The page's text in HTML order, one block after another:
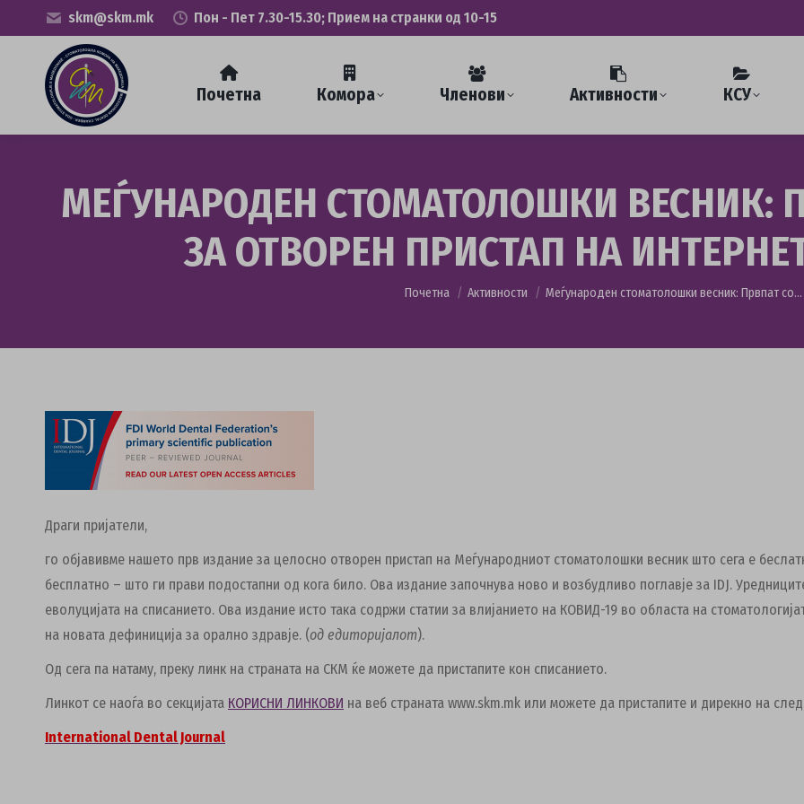
skm@skm.mk Пон - Пет 7.30-15.30; Прием на странки од 10-15
Почетна Комора Членови Активности КСУ
МЕЃУНАРОДЕН СТОМАТОЛОШКИ ВЕСНИК:
ЗА ОТВОРЕН ПРИСТАП НА
You are here:
Почетна Активности Меѓународен стоматолошки весник: Првпат со…
Драги пријатели,
го објавивме нашето прв издание за целосно отворен пристап на Меѓународниот стоматолошки весник што сега е
бесплатно – што ги прави подостапни од кога било. Ова издание започнува ново и возбудливо поглавје за IDJ.
еволуцијата на списанието. Ова издание исто така содржи статии за влијанието на КОВИД-19 во областа на
на новата дефиниција за орално здравје. (од едиторијалот).
Од сега па натаму, преку линк на страната на СКМ ќе можете да пристапите кон списанието.
Линкот се наоѓа во секцијата КОРИСНИ ЛИНКОВИ на веб страната www.skm.mk или можете да пристапите и дирекно на
International Dental Journal